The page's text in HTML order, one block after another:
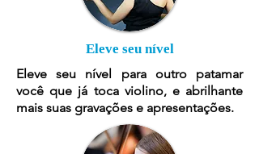
Eleve seu nível
Eleve seu nível para outro patamar
você que já toca violino, e abrilhante
mais suas gravações e apresentações.